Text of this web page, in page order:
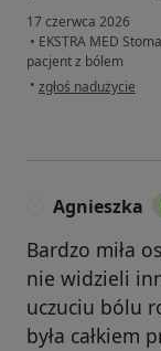
17 czerwca 2026
• EKSTRA MED
pacjent z bólem
• w opinii użytkownika
zgłoś nadużycie
Agnieszka
Bardzo miła
nie widzieli
uczuciu bólu
była całkiem